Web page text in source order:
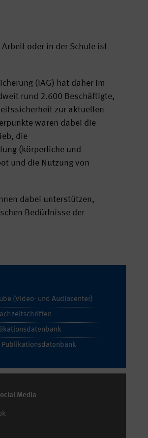
oder in der Schule ist
(IAG) hat daher im
rund 2.600 Beschäftigte,
zur aktuellen
waren dabei die
die
(körperliche und
und die Nutzung von
dabei unterstützen,
Bedürfnisse der
(Video- und Audiocenter)
Publikationsdatenbank
Media